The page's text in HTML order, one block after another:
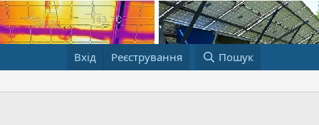
Вхід Реєстрування Пошук